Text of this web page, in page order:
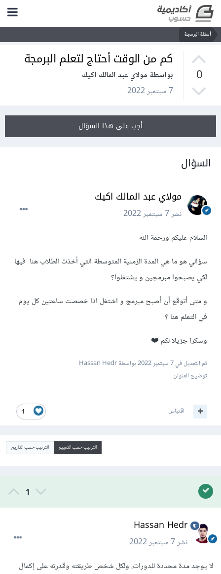
أسئلة البرمجة
0
كم من الوقت أحتاج لتعلم البرمجة
بواسطة مولاي عبد المالك اكيك
7 سبتمبر 2022
أجب على هذا السؤال
السؤال
مولاي عبد المالك اكيك
نشر7 سبتمبر 2022
السلام عليكم ورحمة الله
سؤالي هو ما هي المدة الزمنية المتوسطة التي أخذت الطلاب هنا فيها
لكي يصبحوا مبرمجين و يشتغلوا؟
و متى أتوقع أن أصبح مبرمج و اشتغل اذا خصصت ساعتين كل يوم
في التعلم هنا ؟
وشكرا جزيلا لكم ⁦❤️⁩
تم التعديل في7 سبتمبر 2022
بواسطة Hassan Hedr
توضيح العنوان
1 اقتباس
الترتيب حسب التقييم الترتيب حسب التاريخ
1
Hassan Hedr
نشر7 سبتمبر 2022
لا يوجد مدة محددة للدورات، ولكل شخص طريقته وقدرته على إكمال